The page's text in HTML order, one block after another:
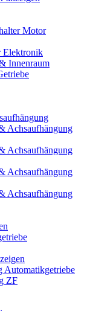
Motor
Elektronik
Innenraum
Achsaufhängung
Achsaufhängung
Achsaufhängung
Achsaufhängung
Automatikgetriebe
ZF